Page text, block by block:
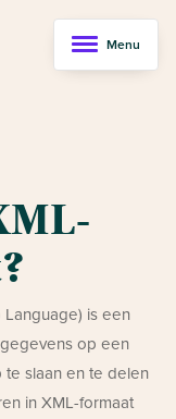
Menu
Language) is een
op een
slaan en te delen
in XML-formaat